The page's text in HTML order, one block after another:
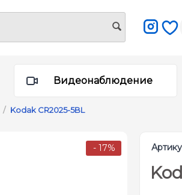
Видеонаблюдение
/ Kodak CR2025-5BL
- 17%